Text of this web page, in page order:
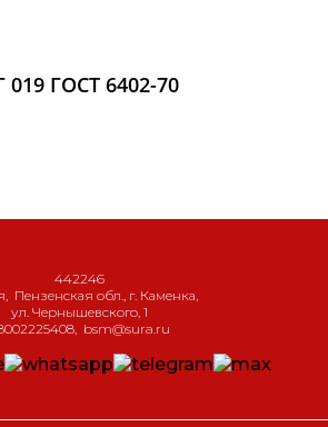
ГОСТ 6402-70
442246
Пензенская обл., г. Каменка
ул. Чернышевского, 1
, bsm@sura.ru